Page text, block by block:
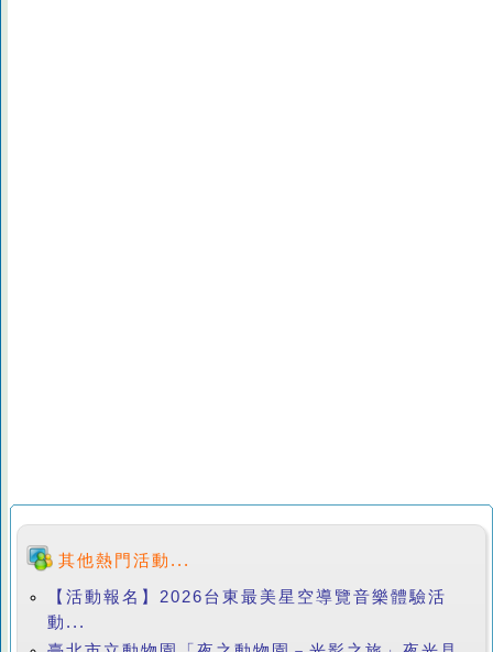
其他熱門活動...
【活動報名】2026台東最美星空導覽音樂體驗活
動...